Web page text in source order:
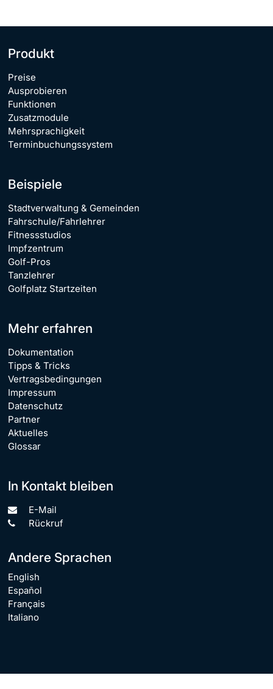
Produkt
Preise
Ausprobieren
Funktionen
Zusatzmodule
Mehrsprachigkeit
Terminbuchungssystem
Beispiele
Stadtverwaltung & Gemeinden
Fahrschule/Fahrlehrer
Fitnessstudios
Impfzentrum
Golf-Pros
Tanzlehrer
Golfplatz Startzeiten
Mehr erfahren
Dokumentation
Tipps & Tricks
Vertragsbedingungen
Impressum
Datenschutz
Partner
Aktuelles
Glossar
In Kontakt bleiben
E-Mail
Rückruf
Andere Sprachen
English
Español
Français
Italiano